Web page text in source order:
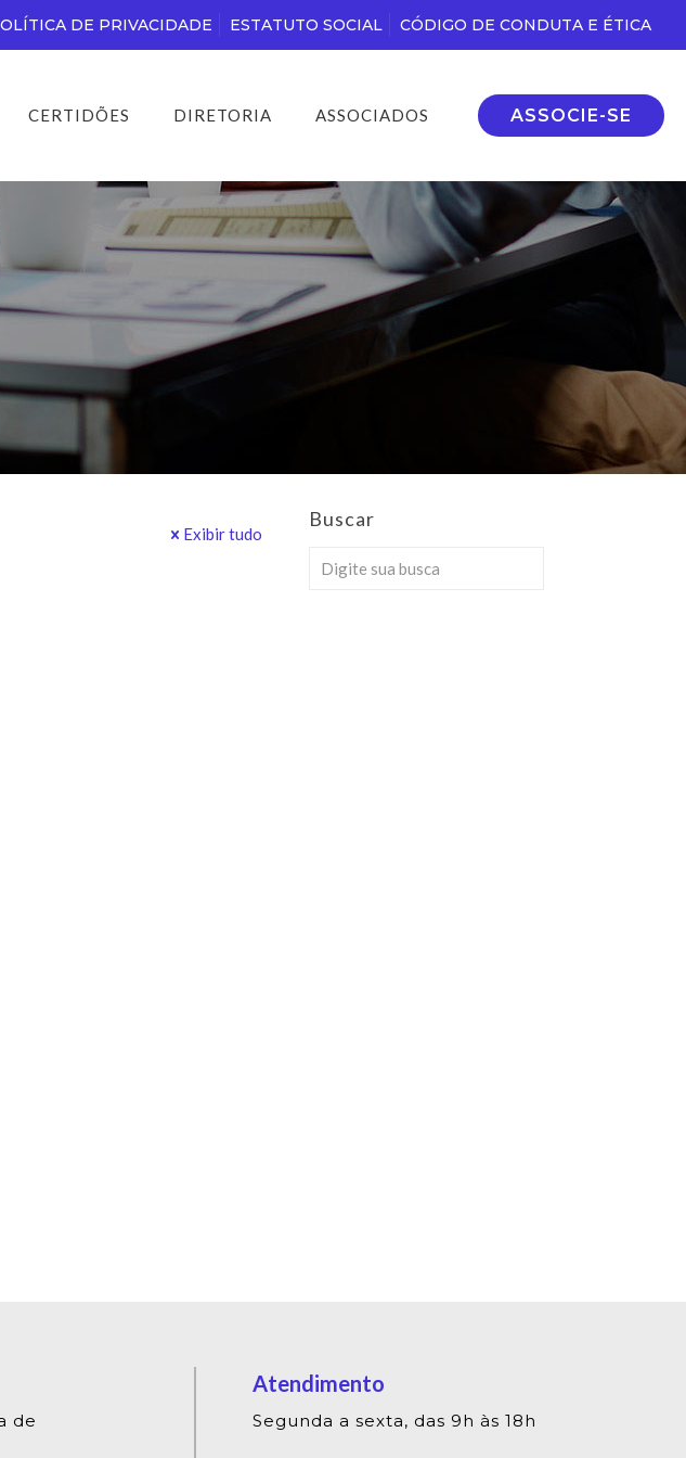
DE PRIVACIDADE ESTATUTO SOCIAL CÓDIGO DE CONDUTA E ÉTICA
CERTIDÕES DIRETORIA ASSOCIADOS ASSOCIE-SE
Exibir tudo
Buscar
de
Atendimento
Segunda a sexta, das 9h às 18h